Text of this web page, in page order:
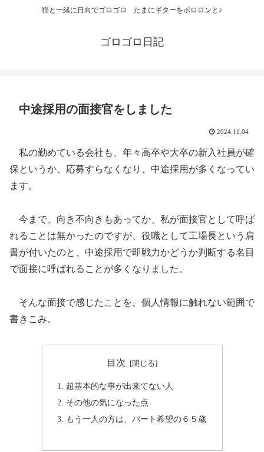
猫と一緒に日向でゴロゴロ たまにギターをポロロンと♪
ゴロゴロ日記
中途採用の面接官をしました
2024.11.04
私の勤めている会社も、年々高卒や大卒の新入社員が確
保というか、応募すらなくなり、中途採用が多くなってい
ます。
今まで、向き不向きもあってか、私が面接官として呼ば
れることは無かったのですが、役職として工場長という肩
書が付いたのと、中途採用で即戦力かどうか判断する名目
で面接に呼ばれることが多くなりました。
そんな面接で感じたことを、個人情報に触れない範囲で
書きこみ。
目次
超基本的な事が出来てない人
その他の気になった点
もう一人の方は、パート希望の６５歳